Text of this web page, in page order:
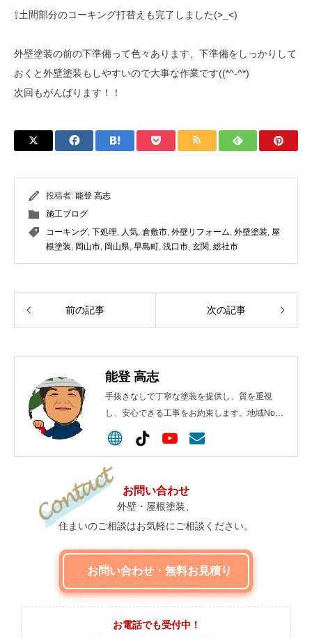
⇧土間部分のコーキング打替えも完了しました(>_<)
外壁塗装の前の下準備って色々あります、下準備をしっかりして
おくと外壁塗装もしやすいので大事な作業です((*^-^*)
次回もがんばります！！
投稿者: 能登 高志
施工ブログ
コーキング, 下処理, 人気, 倉敷市, 外壁リフォーム, 外壁塗装, 屋
根塗装, 岡山市, 岡山県, 早島町, 浅口市, 玄関, 総社市
前の記事 次の記事
能登 高志
手抜きなしで丁寧な塗装を提供し、質を重視
し、安心できる工事をお約束します。地域No.1
を目指します！
お問い合わせ
外壁・屋根塗装、
住まいのご相談はお気軽にご相談ください。
お問い合わせ・無料お見積り
お電話でも受付中！